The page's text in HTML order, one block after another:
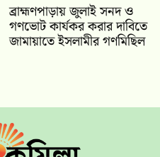
‎ব্রাহ্মণপাড়ায় জুলাই সনদ ও
গণভোট কার্যকর করার দাবিতে
জামায়াতে ইসলামীর গণমিছিল